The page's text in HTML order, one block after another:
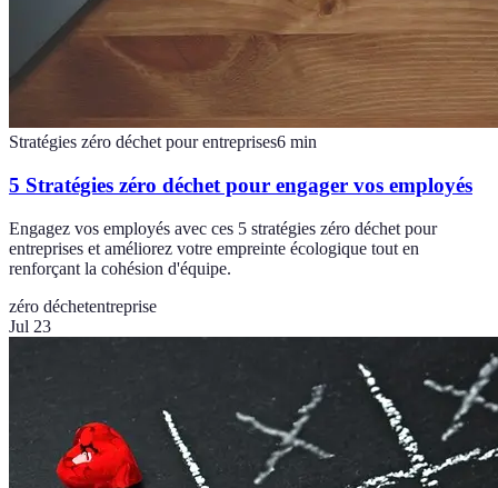
Stratégies zéro déchet pour entreprises6 min
5 Stratégies zéro déchet pour engager vos employés
Engagez vos employés avec ces 5 stratégies zéro déchet pour
entreprises et améliorez votre empreinte écologique tout en
renforçant la cohésion d'équipe.
zéro déchetentreprise
Jul 23